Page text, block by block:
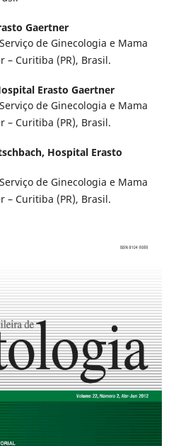
Gaertner
de Ginecologia e Mama
– Curitiba (PR), Brasil.
Erasto Gaertner
de Ginecologia e Mama
– Curitiba (PR), Brasil.
Hospital Erasto
de Ginecologia e Mama
– Curitiba (PR), Brasil.